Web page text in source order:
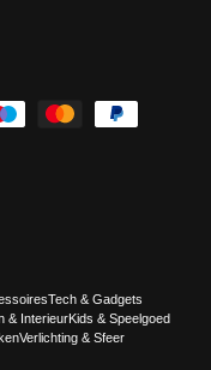
Tech & Gadgets
& InterieurKids & Speelgoed
Verlichting & Sfeer